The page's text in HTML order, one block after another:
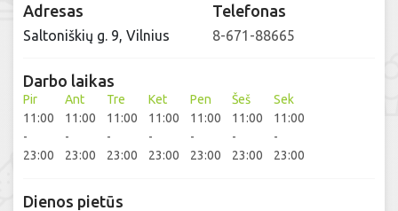
Adresas
Saltoniškių g. 9, Vilnius
Telefonas
8-671-88665
Darbo laikas
Pir
11:00
-
23:00
Ant
11:00
-
23:00
Tre
11:00
-
23:00
Ket
11:00
-
23:00
Pen
11:00
-
23:00
Šeš
11:00
-
23:00
Sek
11:00
-
23:00
Dienos pietūs